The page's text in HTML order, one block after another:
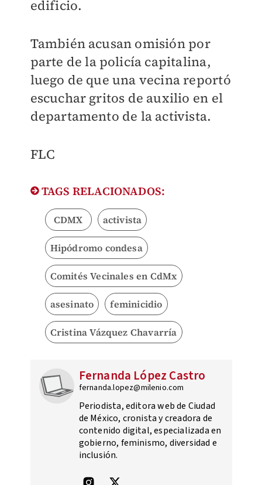
edificio.
También acusan omisión por
parte de la policía capitalina,
luego de que una vecina reportó
escuchar gritos de auxilio en el
departamento de la activista.
FLC​
TAGS RELACIONADOS:
CDMX activista
Hipódromo condesa
Comités Vecinales en CdMx
asesinato feminicidio
Cristina Vázquez Chavarría
Fernanda López Castro
fernanda.lopez@milenio.com
Periodista, editora web de Ciudad
de México, cronista y creadora de
contenido digital, especializada en
gobierno, feminismo, diversidad e
inclusión.